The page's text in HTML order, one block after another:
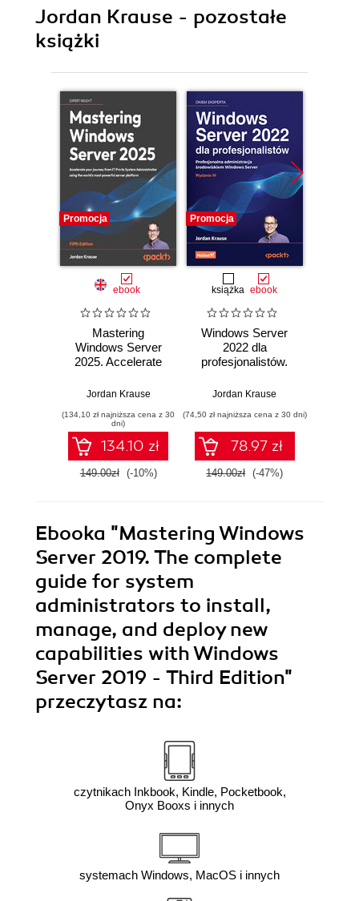
Jordan Krause - pozostałe
książki
Promocja
ebook
Mastering
Windows Server
2025. Accelerate
IT Pro to System
the world's most
powerful server
platform - Fifth
Edition
Jordan Krause
(134,10 zł najniższa cena z 30
dni)
134.10 zł
149.00zł (-10%)
Promocja
książka ebook
Windows Server
2022 dla
profesjonalistów.
administracja
Windows Server.
Wydanie IV
Jordan Krause
(74,50 zł najniższa cena z 30 dni)
78.97 zł
149.00zł (-47%)
Ebooka "Mastering Windows
Server 2019. The complete
guide for system
administrators to install,
manage, and deploy new
capabilities with Windows
Server 2019 - Third Edition"
przeczytasz na:
czytnikach Inkbook, Kindle, Pocketbook,
Onyx Booxs i innych
systemach Windows, MacOS i innych